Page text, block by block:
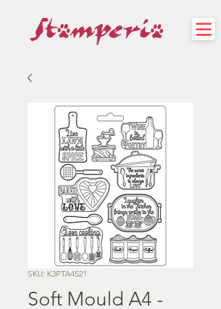
SKU: K3PTA4521
Soft Mould A4 -